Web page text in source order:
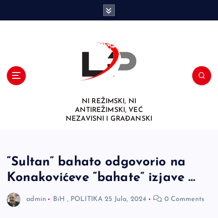
NI REŽIMSKI, NI
ANTIREŽIMSKI, VEĆ
NEZAVISNI I GRAĐANSKI
“Sultan” bahato odgovorio na
Konakovićeve “bahate” izjave …
admin BiH , POLITIKA 25 Jula, 2024 0 Comments